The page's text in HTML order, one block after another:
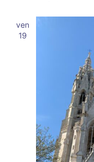
ven
19